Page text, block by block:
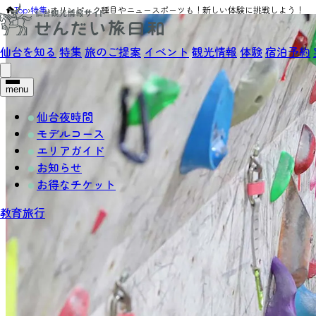
仙台を知る 特集旅のご提案 イベント観光情報 体験宿泊予約
menu
仙台夜時間
モデルコース
エリアガイド
お知らせ
お得なチケット
教育旅行
Top›特集›オリンピック種目やニュースポーツも！新しい体験に挑戦しよう！